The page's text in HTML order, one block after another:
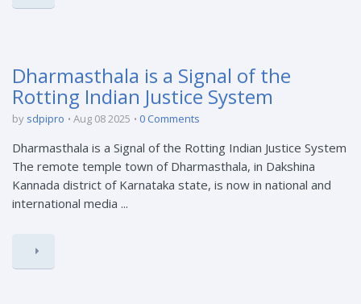
Dharmasthala is a Signal of the
Rotting Indian Justice System
by sdpipro Aug 08 2025 0 Comments
Dharmasthala is a Signal of the Rotting Indian Justice System
The remote temple town of Dharmasthala, in Dakshina
Kannada district of Karnataka state, is now in national and
international media ...